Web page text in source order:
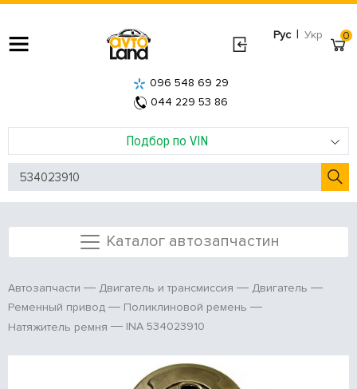
Рус | Укр
Подбор по VIN
096 548 69 29
044 229 53 86
0
Каталог автозапчастин
Автозапчасти Двигатель и трансмиссия
Двигатель
Ременный привод
Поликлиновой ремень
Натяжитель ремня
INA 534023910